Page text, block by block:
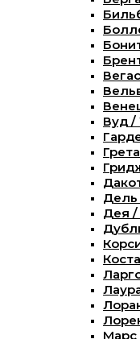
Вуд /
Дель
Дея /
Марс